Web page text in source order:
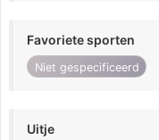
Favoriete sporten
Niet gespecificeerd
Uitje